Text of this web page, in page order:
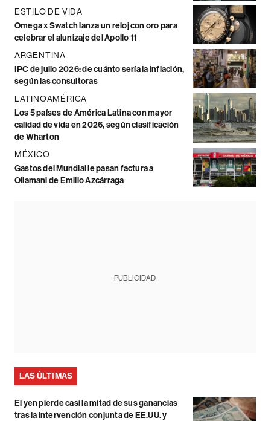
ESTILO DE VIDA
Omega x Swatch lanza un reloj con oro para
celebrar el alunizaje del Apollo 11
ARGENTINA
IPC de julio 2026: de cuánto sería la inflación,
según las consultoras
LATINOAMÉRICA
Los 5 países de América Latina con mayor
calidad de vida en 2026, según clasificación
de Wharton
MÉXICO
Gastos del Mundial le pasan factura a
Ollamani de Emilio Azcárraga
PUBLICIDAD
LAS ÚLTIMAS
El yen pierde casi la mitad de sus ganancias
tras la intervención conjunta de EE.UU. y